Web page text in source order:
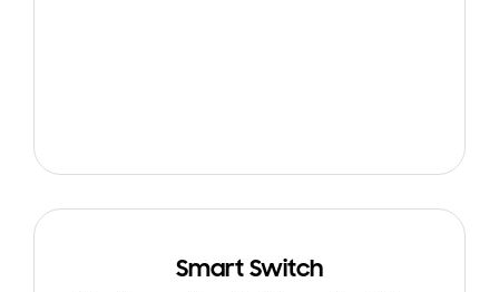
Smart Switch